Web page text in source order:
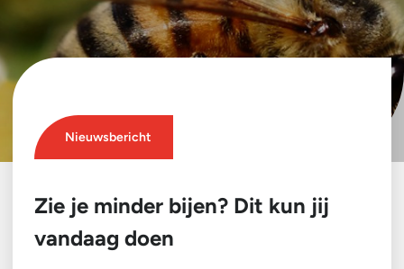
Nieuwsbericht
Zie je minder bijen? Dit kun jij
vandaag doen